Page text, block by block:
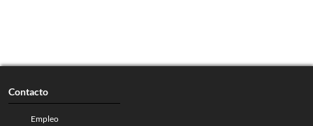
Contacto
Empleo